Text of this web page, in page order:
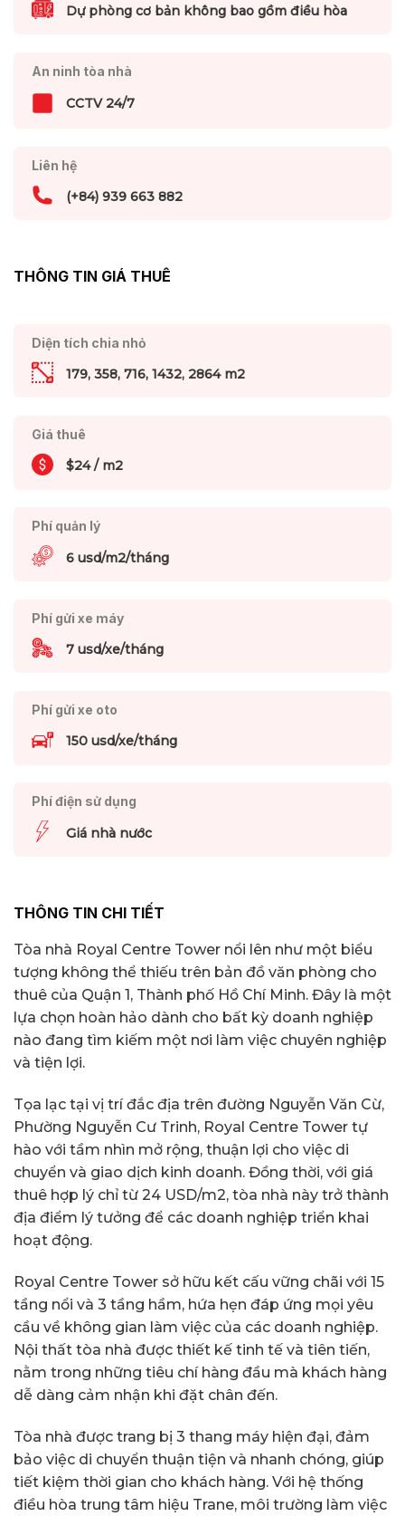
Dự phòng cơ bản không bao gồm điều hòa
An ninh tòa nhà
CCTV 24/7
Liên hệ
(+84) 939 663 882
THÔNG TIN GIÁ THUÊ
Diện tích chia nhỏ
179, 358, 716, 1432, 2864 m2
Giá thuê
$24 / m2
Phí quản lý
6 usd/m2/tháng
Phí gửi xe máy
7 usd/xe/tháng
Phí gửi xe oto
150 usd/xe/tháng
Phí điện sử dụng
Giá nhà nước
THÔNG TIN CHI TIẾT
Tòa nhà Royal Centre Tower nổi lên như một biểu
tượng không thể thiếu trên bản đồ văn phòng cho
thuê của Quận 1, Thành phố Hồ Chí Minh. Đây là một
lựa chọn hoàn hảo dành cho bất kỳ doanh nghiệp
nào đang tìm kiếm một nơi làm việc chuyên nghiệp
và tiện lợi.
Tọa lạc tại vị trí đắc địa trên đường Nguyễn Văn Cừ,
Phường Nguyễn Cư Trinh, Royal Centre Tower tự
hào với tầm nhìn mở rộng, thuận lợi cho việc di
chuyển và giao dịch kinh doanh. Đồng thời, với giá
thuê hợp lý chỉ từ 24 USD/m2, tòa nhà này trở thành
địa điểm lý tưởng để các doanh nghiệp triển khai
hoạt động.
Royal Centre Tower sở hữu kết cấu vững chãi với 15
tầng nổi và 3 tầng hầm, hứa hẹn đáp ứng mọi yêu
cầu về không gian làm việc của các doanh nghiệp.
Nội thất tòa nhà được thiết kế tinh tế và tiên tiến,
nằm trong những tiêu chí hàng đầu mà khách hàng
dễ dàng cảm nhận khi đặt chân đến.
Tòa nhà được trang bị 3 thang máy hiện đại, đảm
bảo việc di chuyển thuận tiện và nhanh chóng, giúp
tiết kiệm thời gian cho khách hàng. Với hệ thống
điều hòa trung tâm hiệu Trane, môi trường làm việc